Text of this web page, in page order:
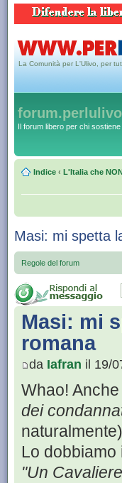
La Comunità per L'Ulivo, per
Il forum libero per chi
Indice ‹ L'Italia che
Masi: mi spetta
Regole del forum
Masi: mi
romana
da Iafran il 19/
Whao!
dei
naturalmente)
Lo
"Un